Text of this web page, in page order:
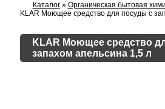
Каталог» Органическая бытовая
KLAR Моющее средство для посуды с
KLAR Моющее средство
запахом апельсина 1,5 л